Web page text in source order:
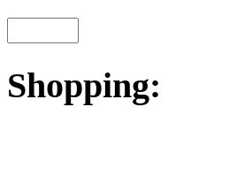
Shopping: